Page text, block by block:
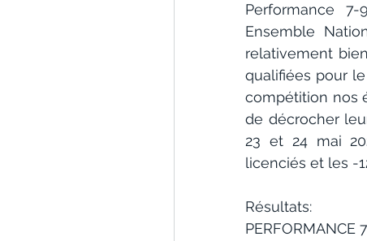
Performance
Ensemble
relativement
qualifiées pour
compétition nos
de décrocher
23 et 24 mai
licenciés et les -
Résultats:
PERFORMANCE